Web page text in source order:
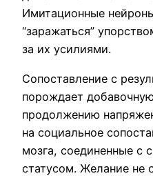
Имитационные
“заражаться”
за их усилиями.
Сопоставление с
порождает
продолжению
на социальное
мозга, соединенные с
статусом. Желание не